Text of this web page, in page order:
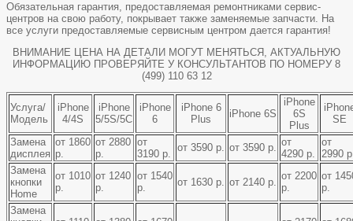
Обязательная гарантия, предоставляемая ремонтниками сервис-
центров на свою работу, покрывает также заменяемые запчасти. На
все услуги предоставляемые сервисным центром дается гарантия!
ВНИМАНИЕ ЦЕНА НА ДЕТАЛИ МОГУТ МЕНЯТЬСЯ, АКТУАЛЬНУЮ
ИНФОРМАЦИЮ ПРОВЕРЯЙТЕ У КОНСУЛЬТАНТОВ ПО НОМЕРУ 8
(499) 110 63 12
Услуга/
Модель
iPhone
4/4S
iPhone
5/5S/5C
iPhone
6
iPhone 6
Plus
iPhone 6S
iPhone
6S
Plus
SE
Замена
дисплея
от 1860
р.
от 2880
р.
от
3190 р.
от 3590 р. от 3590 р. от
4290 р.
от
2990
Замена
кнопки
Home
от 1010
р.
от 1240
р.
от 1540
р.
от 1630 р. от 2140 р.
от 2200
р.
от
р.
Замена